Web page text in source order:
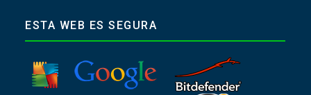
ESTA WEB ES SEGURA